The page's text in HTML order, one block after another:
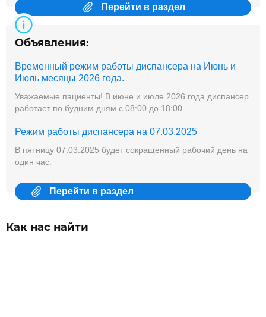
Перейти в раздел
Объявления:
Временный режим работы диспансера на Июнь и
Июль месяцы 2026 года.
Уважаемые пациенты! В июне и июле 2026 года диспансер
работает по будним дням с 08:00 до 18:00....
Режим работы диспансера на 07.03.2025
В пятницу 07.03.2025 будет сокращенный рабочий день на
один час.
Перейти в раздел
Как нас найти